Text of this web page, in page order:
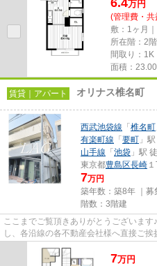
万円
(管理費・
敷：1ヶ月
所在階：2階
間取り：1K
面積：
賃貸｜アパート オリナス椎名町
西武池袋線 「 椎名町
有楽町線 「 要町 」
山手線 「 池袋 」駅
東京都豊島区長崎
7万円
築年数：築8年 ｜募
階数：3階建
ここまでご覧頂きありがとうございま
し、各沿線の各不動産会社様へ直接ご
しております！最新の情報は...
7万円